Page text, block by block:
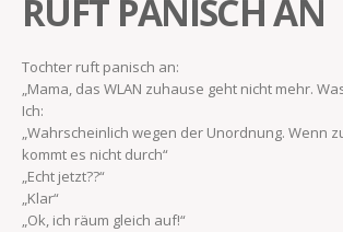
RUFT PANISCH AN
Tochter ruft panisch an:
„Mama, das WLAN zuhause geht nicht mehr.
Ich:
„Wahrscheinlich wegen der Unordnung. Wenn
kommt es nicht durch“
„Echt jetzt??“
„Klar“
„Ok, ich räum gleich auf!“